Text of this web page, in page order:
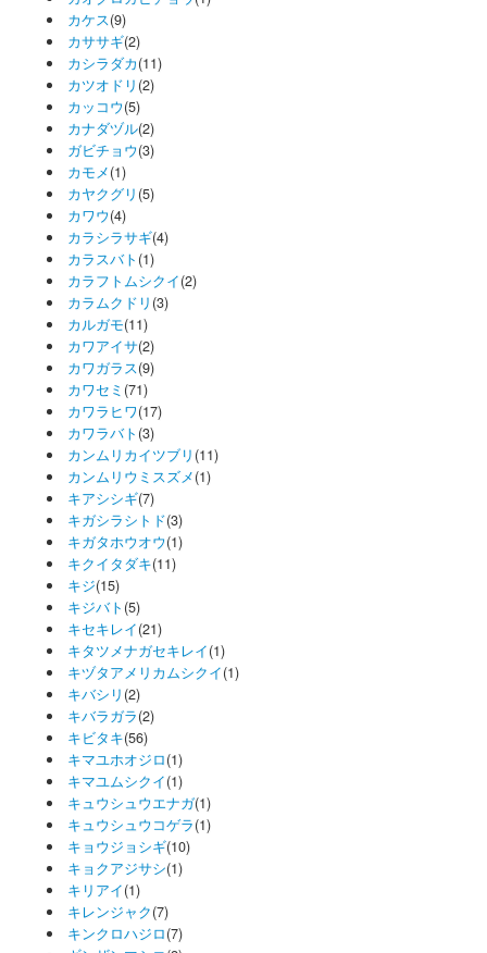
カケス(9)
カササギ(2)
カシラダカ(11)
カツオドリ (2)
カッコウ(5)
カナダヅル(2)
ガビチョウ(3)
カモメ(1)
カヤクグリ (5)
カワウ(4)
カラシラサギ(4)
カラスバト (1)
カラフトムシクイ(2)
カラムクドリ (3)
カルガモ(11)
カワアイサ(2)
カワガラス(9)
カワセミ (71)
カワラヒワ(17)
カワラバト (3)
カンムリカイツブリ (11)
カンムリウミスズメ(1)
キアシシギ(7)
キガシラシトド(3)
キガタホウオウ(1)
キクイタダキ(11)
キジ(15)
キジバト (5)
キセキレイ(21)
キタツメナガセキレイ(1)
キヅタアメリカムシクイ(1)
キバシリ (2)
キバラガラ(2)
キビタキ(56)
キマユホオジロ(1)
キマユムシクイ(1)
キュウシュウエナガ(1)
キュウシュウコゲラ(1)
キョウジョシギ(10)
キョクアジサシ(1)
キリアイ(1)
キレンジャク(7)
キンクロハジロ(7)